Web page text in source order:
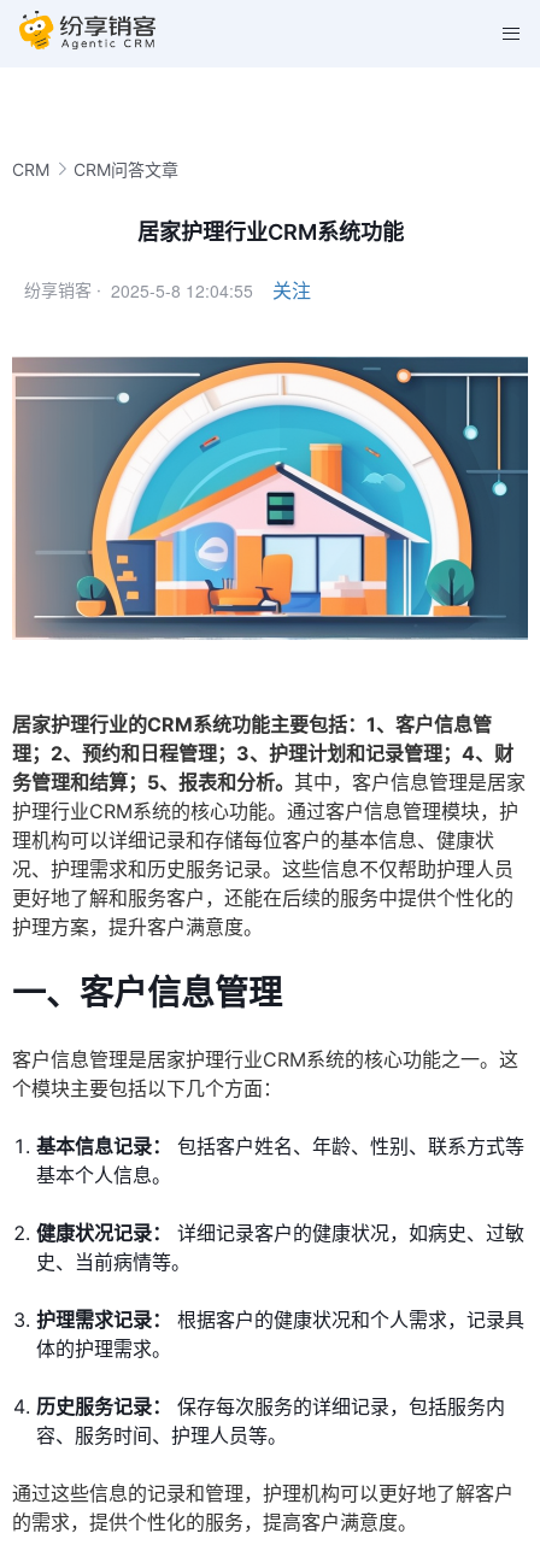
CRM CRM问答文章
居家护理行业CRM系统功能
纷享销客 · 2025-5-8 12:04:55 关注
居家护理行业的CRM系统功能主要包括：1、客户信息管
理；2、预约和日程管理；3、护理计划和记录管理；4、财
务管理和结算；5、报表和分析。 其中，客户信息管理是居家
护理行业CRM系统的核心功能。通过客户信息管理模块，护
理机构可以详细记录和存储每位客户的基本信息、健康状
况、护理需求和历史服务记录。这些信息不仅帮助护理人员
更好地了解和服务客户，还能在后续的服务中提供个性化的
护理方案，提升客户满意度。
一、客户信息管理
客户信息管理是居家护理行业CRM系统的核心功能之一。这
个模块主要包括以下几个方面：
基本信息记录：
包括客户姓名、年龄、性别、联系方式等
基本个人信息。
健康状况记录：
详细记录客户的健康状况，如病史、过敏
史、当前病情等。
护理需求记录：
根据客户的健康状况和个人需求，记录具
体的护理需求。
历史服务记录：
保存每次服务的详细记录，包括服务内
容、服务时间、护理人员等。
通过这些信息的记录和管理，护理机构可以更好地了解客户
的需求，提供个性化的服务，提高客户满意度。